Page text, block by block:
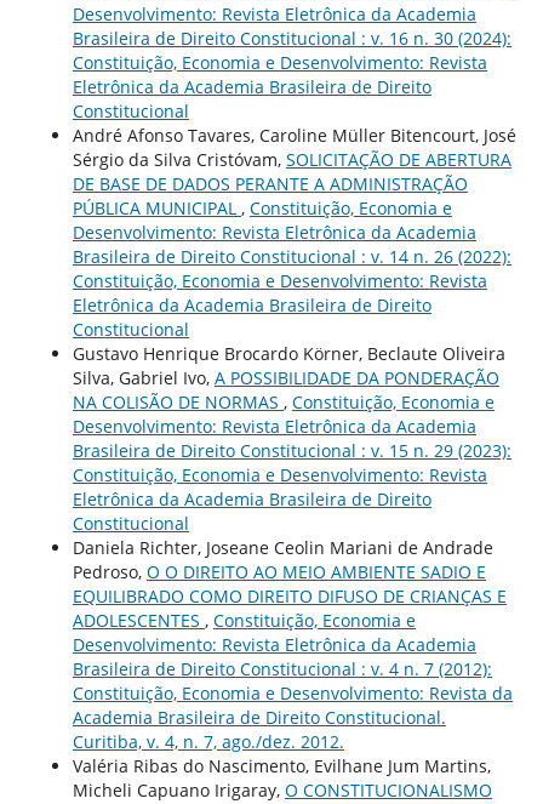
Desenvolvimento: Revista Eletrônica da Academia
Brasileira de Direito Constitucional : v. 16 n. 30 (2024):
Constituição, Economia e Desenvolvimento: Revista
Eletrônica da Academia Brasileira de Direito
Constitucional
André Afonso Tavares, Caroline Müller Bitencourt, José
Sérgio da Silva Cristóvam, SOLICITAÇÃO DE ABERTURA
DE BASE DE DADOS PERANTE A ADMINISTRAÇÃO
PÚBLICA MUNICIPAL , Constituição, Economia e
Desenvolvimento: Revista Eletrônica da Academia
Brasileira de Direito Constitucional : v. 14 n. 26 (2022):
Constituição, Economia e Desenvolvimento: Revista
Eletrônica da Academia Brasileira de Direito
Constitucional
Gustavo Henrique Brocardo Körner, Beclaute Oliveira
Silva, Gabriel Ivo, A POSSIBILIDADE DA PONDERAÇÃO
NA COLISÃO DE NORMAS , Constituição, Economia e
Desenvolvimento: Revista Eletrônica da Academia
Brasileira de Direito Constitucional : v. 15 n. 29 (2023):
Constituição, Economia e Desenvolvimento: Revista
Eletrônica da Academia Brasileira de Direito
Constitucional
Daniela Richter, Joseane Ceolin Mariani de Andrade
Pedroso, O O DIREITO AO MEIO AMBIENTE SADIO E
EQUILIBRADO COMO DIREITO DIFUSO DE CRIANÇAS E
ADOLESCENTES , Constituição, Economia e
Desenvolvimento: Revista Eletrônica da Academia
Brasileira de Direito Constitucional : v. 4 n. 7 (2012):
Constituição, Economia e Desenvolvimento: Revista da
Academia Brasileira de Direito Constitucional.
Curitiba, v. 4, n. 7, ago./dez. 2012.
Valéria Ribas do Nascimento, Evilhane Jum Martins,
Micheli Capuano Irigaray, O CONSTITUCIONALISMO